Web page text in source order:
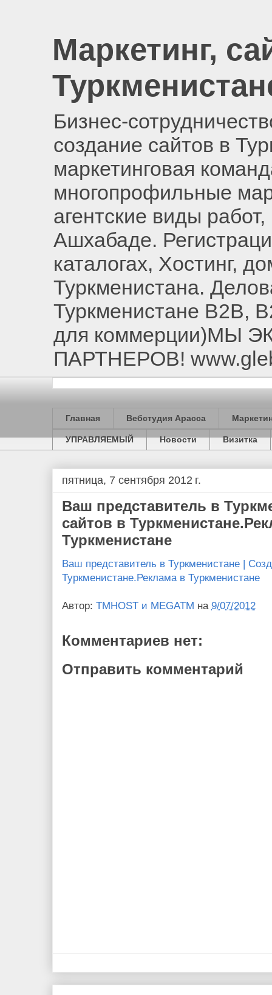
Маркетинг,
Бизнес-
создание сайтов в
маркетинговая
многопрофильные
агентские виды
Ашхабаде.
каталогах, Хостинг,
Туркменистана.
Туркменистане B2B,
для коммерции)МЫ
ПАРТНЕРОВ!
Главная Вебстудия Арасса
УПРАВЛЯЕМЫЙ Новости Визитка
пятница, 7 сентября 2012 г.
Ваш представитель в
сайтов в
Туркменистане
Ваш представитель в Туркменистане |
Туркменистане.Реклама в Туркменистане
Автор: TMHOST и MEGATM на 9/07/2012
Комментариев нет:
Отправить комментарий